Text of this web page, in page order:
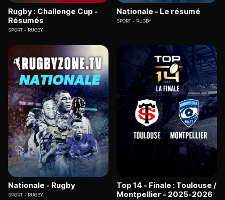
Rugby : Challenge Cup -
Résumés
SPORT RUGBY
Nationale - Le résumé
SPORT RUGBY
Nationale - Rugby
SPORT RUGBY
Top 14 - Finale : Toulouse /
Montpellier - 2025-2026